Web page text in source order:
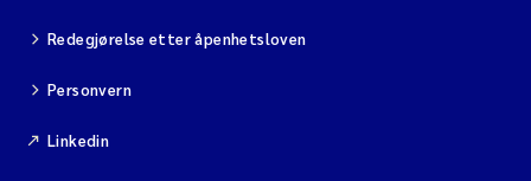
Redegjørelse etter åpenhetsloven
Personvern
Linkedin